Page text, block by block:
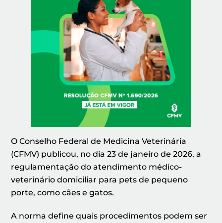
O Conselho Federal de Medicina Veterinária
(CFMV) publicou, no dia 23 de janeiro de 2026, a
regulamentação do atendimento médico-
veterinário domiciliar para pets de pequeno
porte, como cães e gatos.
A norma define quais procedimentos podem ser